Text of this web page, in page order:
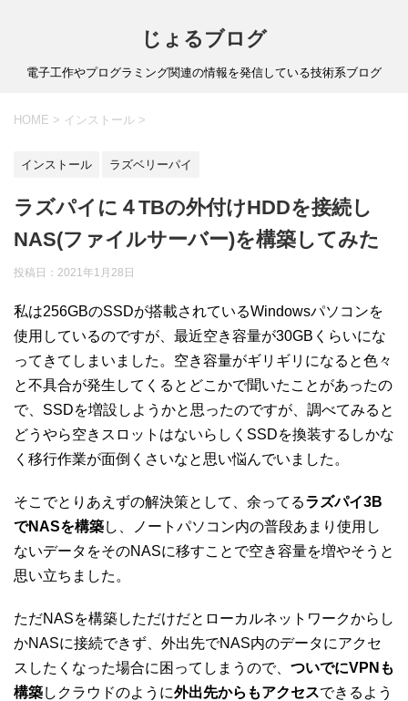
じょるブログ
電子工作やプログラミング関連の情報を発信している技術系ブログ
HOME > インストール >
インストール ラズベリーパイ
ラズパイに４TBの外付けHDDを接続し
NAS(ファイルサーバー)を構築してみた
投稿日： 2021年1月28日
私は256GBのSSDが搭載されているWindowsパソコンを
使用しているのですが、最近空き容量が30GBくらいにな
ってきてしまいました。空き容量がギリギリになると色々
と不具合が発生してくるとどこかで聞いたことがあったの
で、SSDを増設しようかと思ったのですが、調べてみると
どうやら空きスロットはないらしくSSDを換装するしかな
く移行作業が面倒くさいなと思い悩んでいました。
そこでとりあえずの解決策として、余ってるラズパイ3B
でNASを構築し、ノートパソコン内の普段あまり使用し
ないデータをそのNASに移すことで空き容量を増やそうと
思い立ちました。
ただNASを構築しただけだとローカルネットワークからし
かNASに接続できず、外出先でNAS内のデータにアクセ
スしたくなった場合に困ってしまうので、 ついでにVPNも
構築しクラウドのように外出先からもアクセスできるよう